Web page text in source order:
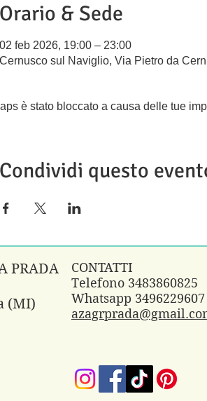
Orario & Sede
02 feb 2026, 19:00 – 23:00
Cernusco sul Naviglio, Via Pietro da
è stato bloccato a causa delle tue
Condividi questo
PRADA
(MI)
CONTATTI
Telefono 3483860825
Whatsapp 3496229607